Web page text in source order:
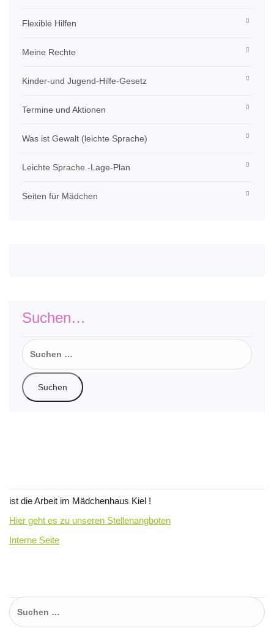
Flexible Hilfen
Meine Rechte
Kinder-und Jugend-Hilfe-Gesetz
Termine und Aktionen
Was ist Gewalt (leichte Sprache)
Leichte Sprache -Lage-Plan
Seiten für Mädchen
Suchen…
Suchen
nach:
ist die Arbeit im Mädchenhaus Kiel !
Hier geht es zu unseren Stellenangboten
Interne Seite
Suchen
nach: